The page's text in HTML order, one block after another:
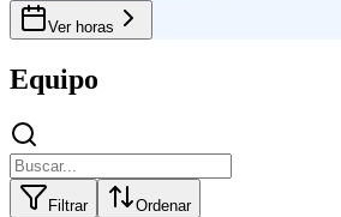
Ver horas
Equipo
Filtrar Ordenar